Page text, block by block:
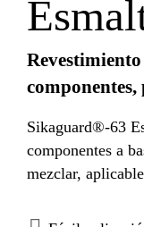
Revestimiento
Sikaguard®-63
componentes a
mezclar,